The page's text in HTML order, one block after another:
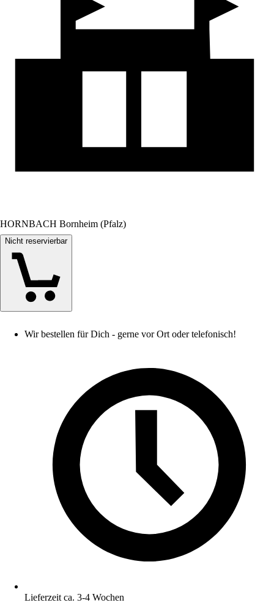
HORNBACH Bornheim (Pfalz)
Nicht reservierbar
Wir bestellen für Dich - gerne vor Ort oder telefonisch!
Lieferzeit ca. 3-4 Wochen